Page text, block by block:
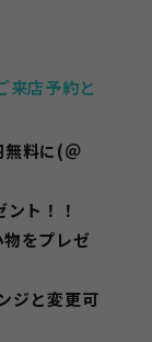
来店予約と
無料に(＠
ト！！
をプレゼ
ジと変更可